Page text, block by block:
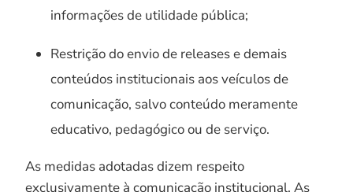
informações de utilidade pública;
Restrição do envio de releases e demais
conteúdos institucionais aos veículos de
comunicação, salvo conteúdo meramente
educativo, pedagógico ou de serviço.
As medidas adotadas dizem respeito
exclusivamente à comunicação institucional. As